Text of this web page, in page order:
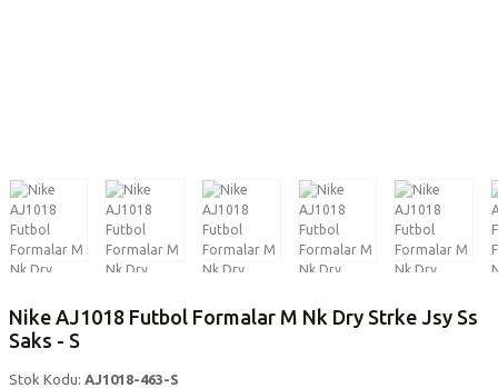
Nike AJ1018 Futbol Formalar M Nk Dry Strke Jsy Ss
Saks - S
Stok Kodu: AJ1018-463-S